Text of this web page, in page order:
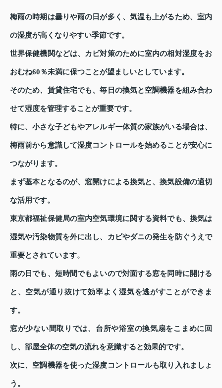
梅雨の時期は曇りや雨の日が多く、気温も上がるため、室内
の湿度が高くなりやすい季節です。
世界保健機関などは、カビ対策のために室内の相対湿度をお
おむね60％未満に保つことが望ましいとしています。
そのため、賃貸住宅でも、毎日の換気と空調機器を組み合わ
せて湿度を管理することが重要です。
特に、小さな子どもやアレルギー体質の家族がいる場合は、
梅雨前から意識して湿度コントロールを始めることが安心に
つながります。
まず基本となるのが、窓開けによる換気と、換気設備の適切
な活用です。
東京都福祉保健局の室内空気環境に関する資料でも、換気は
湿気や汚染物質を外に出し、カビやダニの発生を防ぐうえで
重要とされています。
雨の日でも、短時間でもよいので対面する窓を同時に開ける
と、空気が通り抜けて効率よく湿気を逃がすことができま
す。
窓が少ない間取りでは、台所や浴室の換気扇をこまめに回
し、部屋全体の空気の流れを意識すると効果的です。
次に、空調機器を使った湿度コントロールも取り入れましょ
う。